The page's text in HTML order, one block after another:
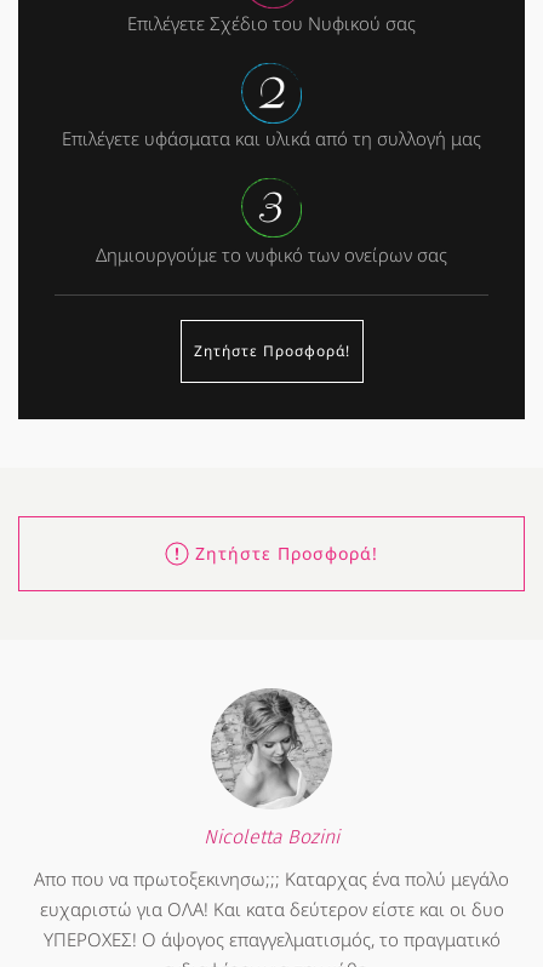
Επιλέγετε Σχέδιο του Νυφικού σας
Επιλέγετε υφάσματα και υλικά από τη συλλογή μας
Δημιουργούμε το νυφικό των ονείρων σας
Ζητήστε Προσφορά!
Ζητήστε Προσφορά!
Nicoletta Bozini
Απο που να πρωτοξεκινησω;;; Καταρχας ένα πολύ μεγάλο
ευχαριστώ για ΟΛΑ! Και κατα δεύτερον είστε και οι δυο
ΥΠΕΡΟΧΕΣ! Ο άψογος επαγγελματισμός, το πραγματικό